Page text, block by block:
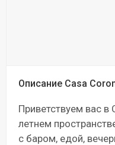
Описание Casa
Приветствуем вас
летнем
с баром, едой,